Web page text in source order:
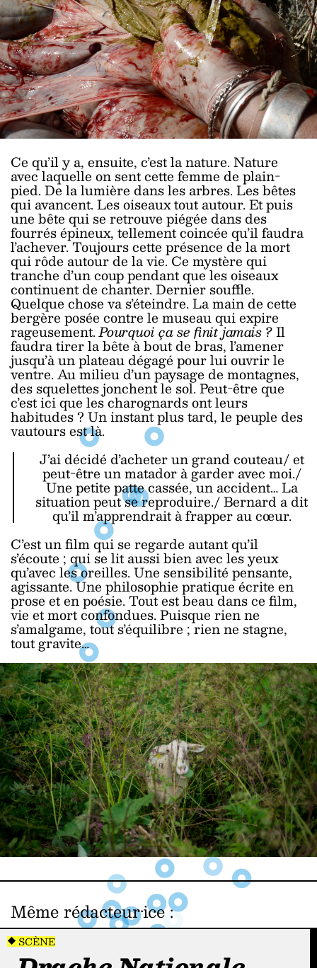
Ce qu’il y a, ensuite, c’est la nature. Nature
avec laquelle on sent cette femme de plain-
pied. De la lumière dans les arbres. Les bêtes
qui avancent. Les oiseaux tout autour. Et puis
une bête qui se retrouve piégée dans des
fourrés épineux, tellement coincée qu’il faudra
l’achever. Toujours cette présence de la mort
qui rôde autour de la vie. Ce mystère qui
tranche d’un coup pendant que les oiseaux
continuent de chanter. Dernier souffle.
Quelque chose va s’éteindre. La main de cette
bergère posée contre le museau qui expire
rageusement.Pourquoi ça se finit jamais ?Il
faudra tirer la bête à bout de bras, l’amener
jusqu’à un plateau dégagé pour lui ouvrir le
ventre. Au milieu d’un paysage de montagnes,
des squelettes jonchent le sol. Peut-être que
c’est ici que les charognards ont leurs
habitudes ? Un instant plus tard, le peuple des
vautours est là.
J’ai décidé d’acheter un grand couteau/ et
peut-être un matador à garder avec moi./
Une petite patte cassée, un accident… La
situation peut se reproduire./ Bernard a dit
qu’il m’apprendrait à frapper au cœur.
C’est un film qui se regarde autant qu’il
s’écoute ; qui se lit aussi bien avec les yeux
qu’avec les oreilles. Une sensibilité pensante,
agissante. Une philosophie pratique écrite en
prose et en poésie. Tout est beau dans ce film,
vie et mort confondues. Puisque rien ne
s’amalgame, tout s’équilibre ; rien ne stagne,
tout gravite…
Même rédacteur·ice:
SCÈNE